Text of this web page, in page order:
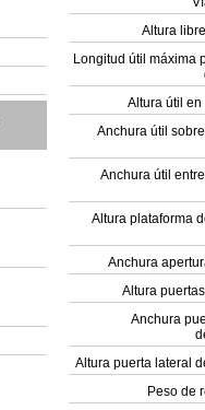
Altura
Longitud útil máxima
Altura útil en
Anchura útil
Anchura útil
Altura plataforma
Anchura
Altura
Anchura
Altura puerta lateral
Peso de